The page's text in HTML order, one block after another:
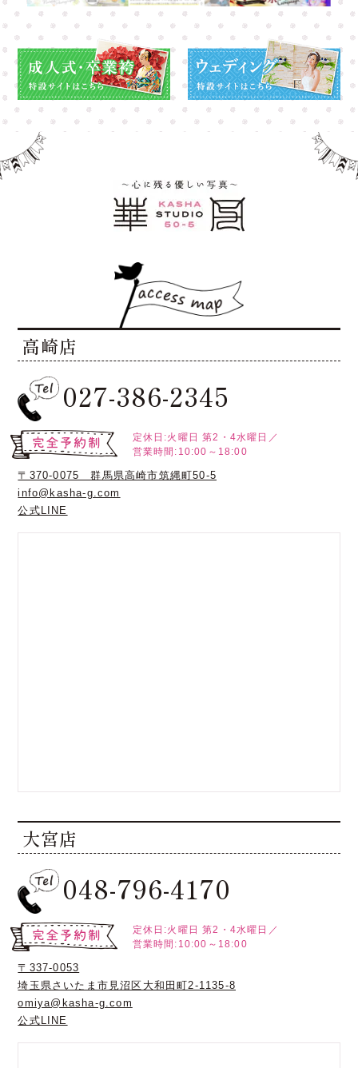
高崎店
027-386-2345
定休日:火曜日 第2・4水曜日／
営業時間:10:00～18:00
〒370-0075 群馬県高崎市筑縄町50-5
info@kasha-g.com
公式LINE
大宮店
048-796-4170
定休日:火曜日 第2・4水曜日／
営業時間:10:00～18:00
〒337-0053
埼玉県さいたま市見沼区大和田町2-1135-8
omiya@kasha-g.com
公式LINE